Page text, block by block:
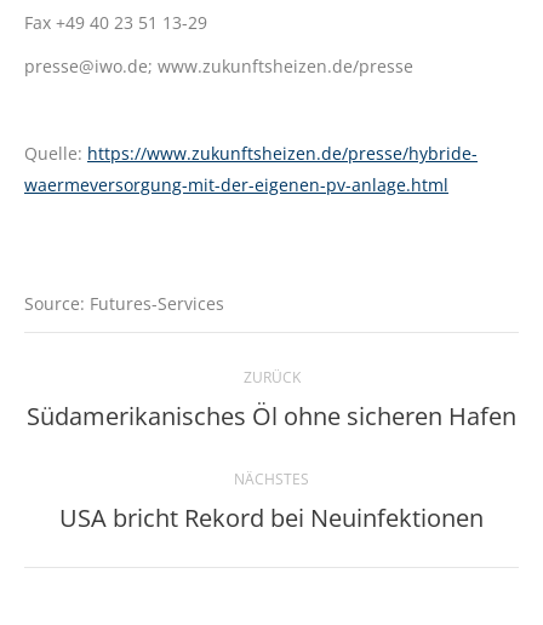
Fax +49 40 23 51 13-29
presse@iwo.de; www.zukunftsheizen.de/presse
Quelle: https://www.zukunftsheizen.de/presse/hybride-
waermeversorgung-mit-der-eigenen-pv-anlage.html
Source: Futures-Services
Kommentarnavigation
ZURÜCK
Vorheriger
Südamerikanisches Öl ohne sicheren Hafen
NÄCHSTES
Nächster
USA bricht Rekord bei Neuinfektionen